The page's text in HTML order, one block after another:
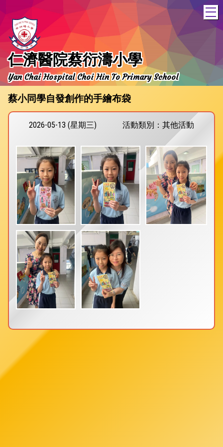
仁濟醫院蔡衍濤小學
Yan Chai Hospital Choi Hin To Primary School
蔡小同學自發創作的手繪布袋
2026-05-13 (星期三) 活動類別：其他活動